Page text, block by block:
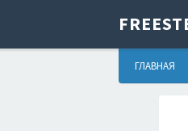
ГЛАВНАЯ